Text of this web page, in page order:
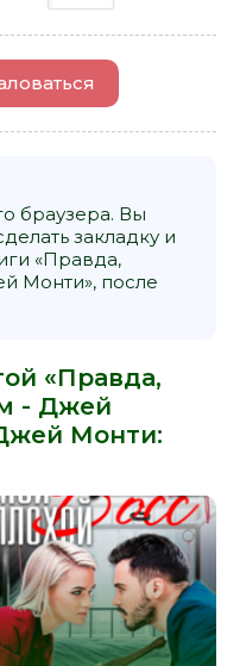
браузера. Вы
закладку и
«Правда,
Монти», после
«Правда,
- Джей
Монти: